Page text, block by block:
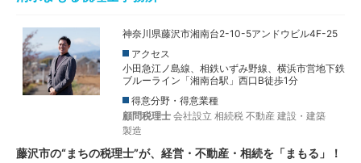
神奈川県藤沢市湘南台2-10-5アンドウビル4F-25
アクセス
小田急江ノ島線、相鉄いずみ野線、横浜市営地下鉄
ブルーライン「湘南台駅」西口B徒歩1分
得意分野・得意業種
顧問税理士 会社設立 相続税 不動産 建設・建築
製造
藤沢市の“まちの税理士”が、経営・不動産・相続を「まもる」！